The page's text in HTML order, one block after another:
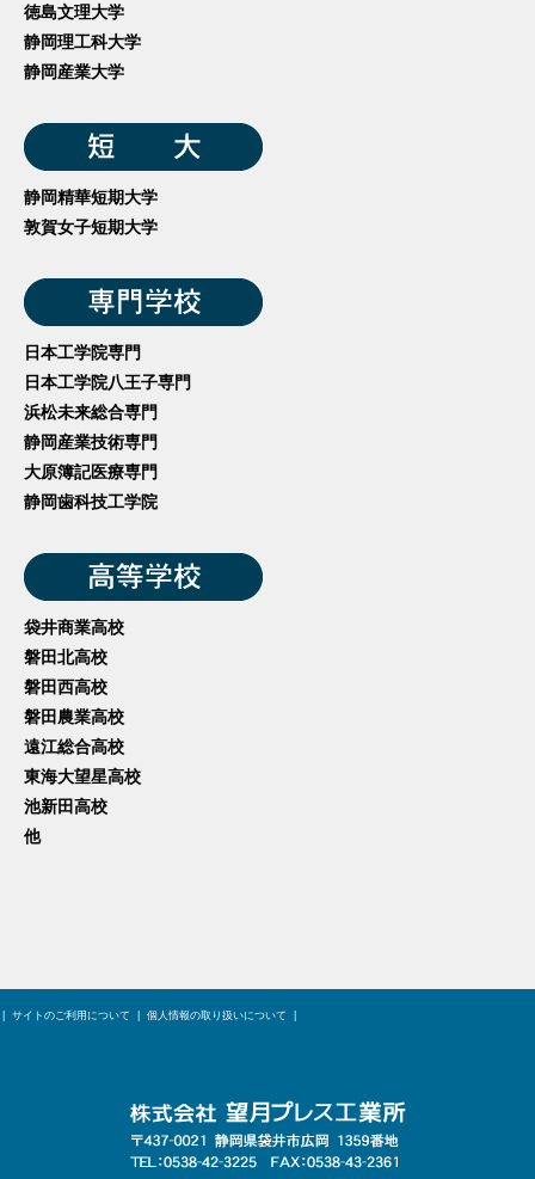
徳島文理大学
静岡理工科大学
静岡産業大学
静岡精華短期大学
敦賀女子短期大学
日本工学院専門
日本工学院八王子専門
浜松未来総合専門
静岡産業技術専門
大原簿記医療専門
静岡歯科技工学院
袋井商業高校
磐田北高校
磐田西高校
磐田農業高校
遠江総合高校
東海大望星高校
池新田高校
他
サイトのご利用について 個人情報の取り扱いについて